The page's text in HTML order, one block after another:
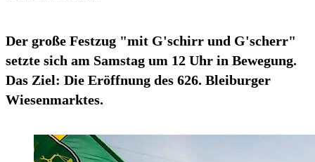
Der große Festzug "mit G'schirr und G'scherr"
setzte sich am Samstag um 12 Uhr in Bewegung.
Das Ziel: Die Eröffnung des 626. Bleiburger
Wiesenmarktes.